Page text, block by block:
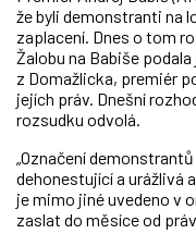
že byli demonstranti na
zaplacení. Dnes o tom
Žalobu na Babiše
z Domažlicka, premiér
jejích práv. Dnešní
rozsudku odvolá.
„Označení
dehonestující a urážlivá
je mimo jiné uvedeno v
zaslat do měsíce od